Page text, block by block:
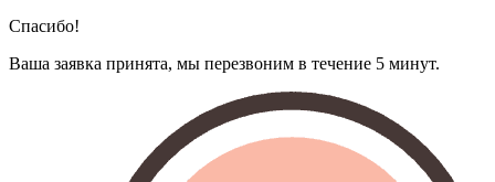
Спасибо!
Ваша заявка принята, мы перезвоним в течение 5 минут.